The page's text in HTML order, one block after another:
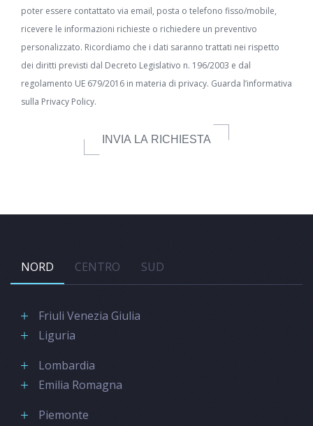
poter essere contattato via email, posta o telefono fisso/mobile,
ricevere le informazioni richieste o richiedere un preventivo
personalizzato. Ricordiamo che i dati saranno trattati nei rispetto
dei diritti previsti dal Decreto Legislativo n. 196/2003 e dal
regolamento UE 679/2016 in materia di privacy. Guarda l’informativa
sulla Privacy Policy.
INVIA LA RICHIESTA
NORD CENTRO SUD
Friuli Venezia Giulia
Liguria
Lombardia
Emilia Romagna
Piemonte